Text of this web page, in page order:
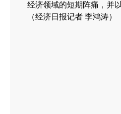
经济领域的短期阵痛，并
（经济日报记者 李鸿涛）